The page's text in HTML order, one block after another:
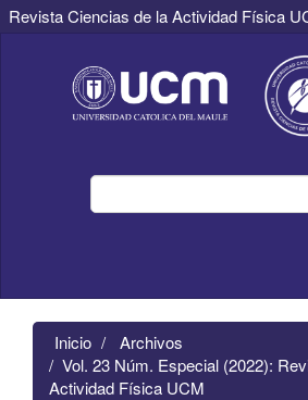
Revista Ciencias de la Actividad Física
principal
Contenido
principal
Inicio
Archivos
Vol. 23 Núm. Especial (2022):
Actividad Física UCM